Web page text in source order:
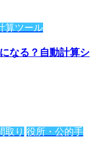
算ツール
なる？自動計算シ
取り 役所・公的手